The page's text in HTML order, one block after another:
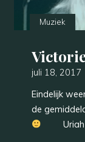
Muziek
juli 18, 2017
Eindelijk
de
Uriah